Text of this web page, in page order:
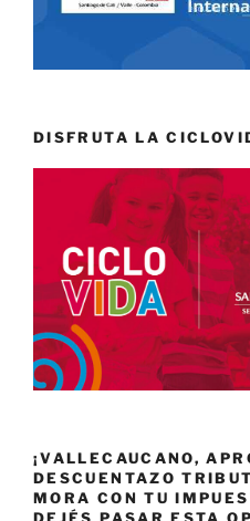
DISFRUTA LA
¡VALLECAUCANO,
DESCUENTAZO
MORA CON TU
DEJÉS PASAR ESTA